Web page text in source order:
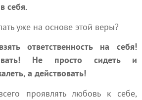
себя.
уже на основе этой веры?
ответственность на себя!
Не просто сидеть и
а действовать!
проявлять любовь к себе,